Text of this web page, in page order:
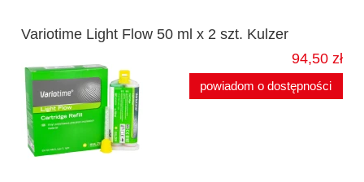
Variotime Light Flow 50 ml x 2 szt. Kulzer
94,50 zł
powiadom o dostępności